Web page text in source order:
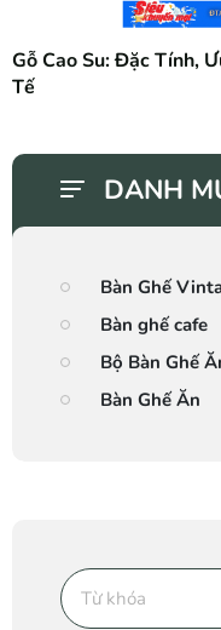
Gỗ Cao Su: Đặc Tính,
Tế
DANH
Bàn Ghế
Bàn ghế cafe
Bộ Bàn Ghế
Bàn Ghế Ăn